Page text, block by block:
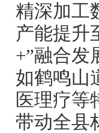
精深加工
产能提升
+”融合发
如鹤鸣山
医理疗等
带动全县